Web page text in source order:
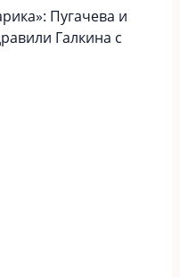
Пугачева и
Галкина с